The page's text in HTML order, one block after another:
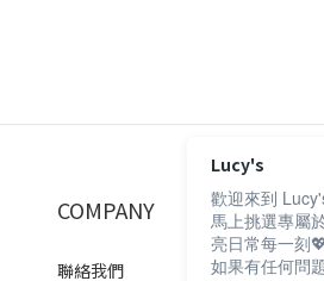
COMPANY
聯絡我們
Lucy's
歡迎來到
馬上挑選專屬
亮日常每一刻
如果有任何問